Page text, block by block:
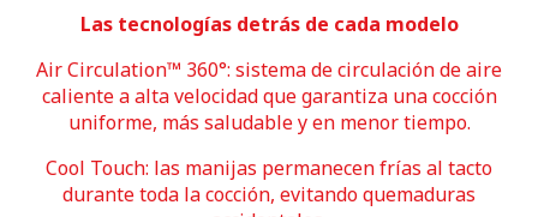
Las tecnologías detrás de cada modelo
Air Circulation™ 360°: sistema de circulación de aire
caliente a alta velocidad que garantiza una cocción
uniforme, más saludable y en menor tiempo.
Cool Touch: las manijas permanecen frías al tacto
durante toda la cocción, evitando quemaduras